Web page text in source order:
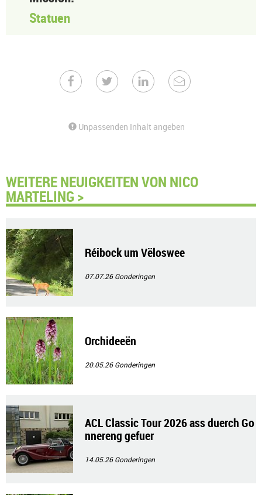
Statuen
Unpassenden Inhalt angeben
WEITERE NEUIGKEITEN VON NICO
MARTELING >
Réibock um Vëloswee
07.07.26Gonderingen
Orchideeën
20.05.26Gonderingen
ACL Classic Tour 2026 ass duerch Go
nnereng gefuer
14.05.26Gonderingen